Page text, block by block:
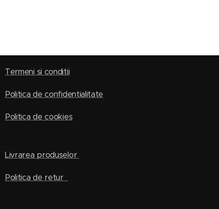
Termeni si conditii
Politica de confidentialitate
Politica de cookies
Livrarea produselor
Politica de retur